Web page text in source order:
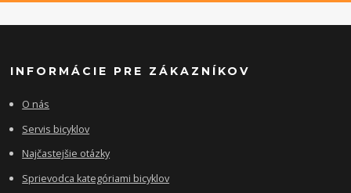
INFORMÁCIE PRE ZÁKAZNÍKOV
O nás
Servis bicyklov
Najčastejšie otázky
Sprievodca kategóriami bicyklov